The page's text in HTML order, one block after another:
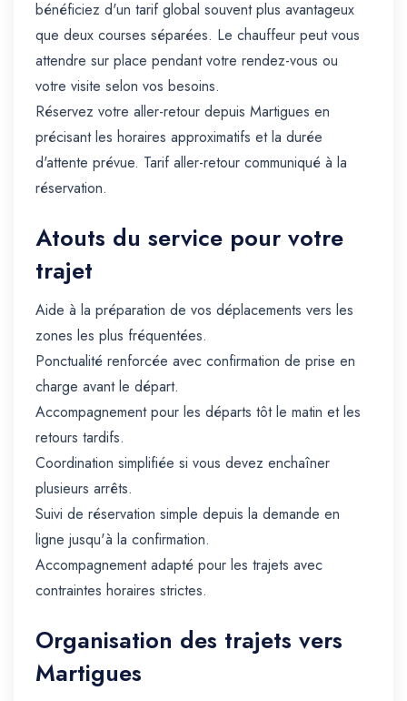
bénéficiez d'un tarif global souvent plus avantageux
que deux courses séparées. Le chauffeur peut vous
attendre sur place pendant votre rendez-vous ou
votre visite selon vos besoins.
Réservez votre aller-retour depuis Martigues en
précisant les horaires approximatifs et la durée
d'attente prévue. Tarif aller-retour communiqué à la
réservation.
Atouts du service pour votre
trajet
Aide à la préparation de vos déplacements vers les
zones les plus fréquentées.
Ponctualité renforcée avec confirmation de prise en
charge avant le départ.
Accompagnement pour les départs tôt le matin et les
retours tardifs.
Coordination simplifiée si vous devez enchaîner
plusieurs arrêts.
Suivi de réservation simple depuis la demande en
ligne jusqu'à la confirmation.
Accompagnement adapté pour les trajets avec
contraintes horaires strictes.
Organisation des trajets vers
Martigues